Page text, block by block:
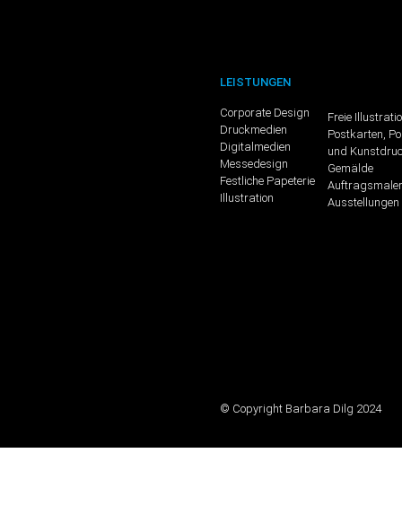
LEISTUNGEN
Corporate Design
Druckmedien
Digitalmedien
Messedesign
Festliche Papeterie
Illustration
Freie
Postkarten,
und
Gemälde
Ausstellungen
© Copyright Barbara Dilg 2024